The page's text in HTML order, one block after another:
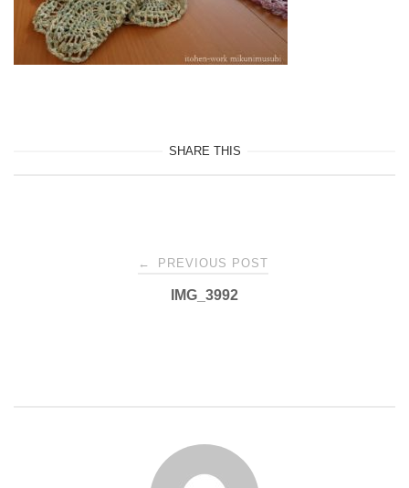
SHARE THIS
← PREVIOUS POST
IMG_3992